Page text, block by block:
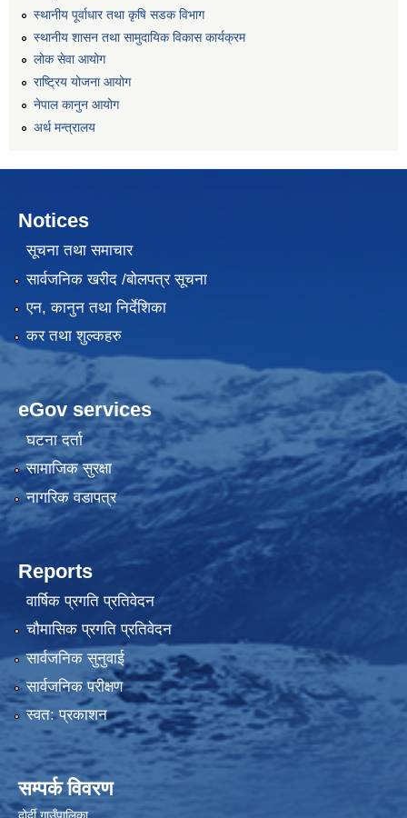
स्थानीय पूर्वाधार तथा कृषि सडक विभाग
स्थानीय शासन तथा सामुदायिक विकास कार्यक्रम
लोक सेवा आयोग
राष्ट्रिय योजना आयोग
नेपाल कानुन आयोग
अर्थ मन्त्रालय
Notices
सूचना तथा समाचार
सार्वजनिक खरीद /बोलपत्र सूचना
एन, कानुन तथा निर्देशिका
कर तथा शुल्कहरु
eGov services
घटना दर्ता
सामाजिक सुरक्षा
नागरिक वडापत्र
Reports
वार्षिक प्रगति प्रतिवेदन
चौमासिक प्रगति प्रतिवेदन
सार्वजनिक सुनुवाई
सार्वजनिक परीक्षण
स्वत: प्रकाशन
सम्पर्क विवरण